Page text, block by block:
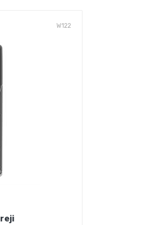
W122